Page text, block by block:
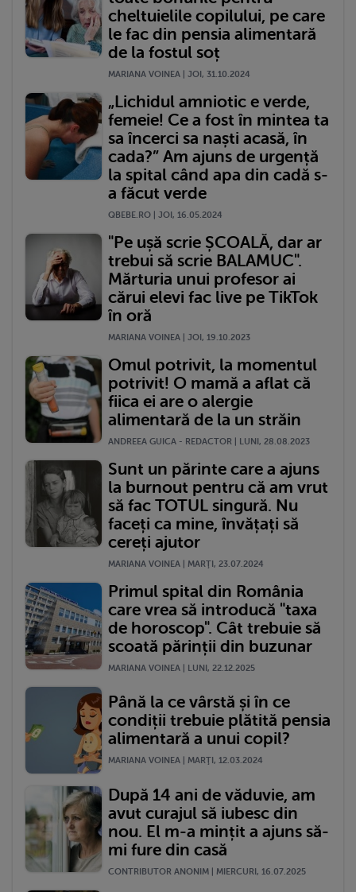
cheltuielile copilului, pe care
le fac din pensia alimentară
de la fostul soț
MARIANA VOINEA | JOI, 31.10.2024
„Lichidul amniotic e verde,
femeie! Ce a fost în mintea ta
sa încerci sa naști acasă, în
cada?” Am ajuns de urgență
la spital când apa din cadă s-
a făcut verde
QBEBE.RO | JOI, 16.05.2024
"Pe ușă scrie ȘCOALĂ, dar ar
trebui să scrie BALAMUC".
Mărturia unui profesor ai
cărui elevi fac live pe TikTok
în oră
MARIANA VOINEA | JOI, 19.10.2023
Omul potrivit, la momentul
potrivit! O mamă a aflat că
fiica ei are o alergie
alimentară de la un străin
ANDREEA GUICA - REDACTOR | LUNI, 28.08.2023
Sunt un părinte care a ajuns
la burnout pentru că am vrut
să fac TOTUL singură. Nu
faceți ca mine, învățați să
cereți ajutor
MARIANA VOINEA | MARŢI, 23.07.2024
Primul spital din România
care vrea să introducă "taxa
de horoscop". Cât trebuie să
scoată părinții din buzunar
MARIANA VOINEA | LUNI, 22.12.2025
Până la ce vârstă și în ce
condiții trebuie plătită pensia
alimentară a unui copil?
MARIANA VOINEA | MARŢI, 12.03.2024
După 14 ani de văduvie, am
avut curajul să iubesc din
nou. El m-a mințit a ajuns să-
mi fure din casă
CONTRIBUTOR ANONIM | MIERCURI, 16.07.2025